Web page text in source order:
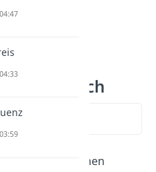
Vergleich
zum Video springen
Transistor hat einen